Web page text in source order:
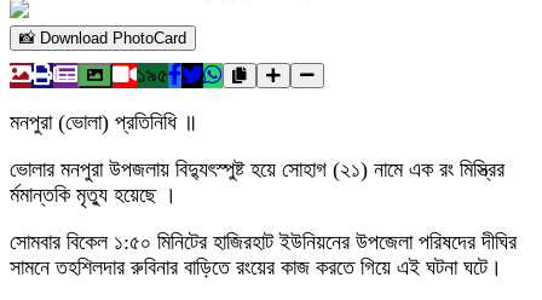
📸 Download PhotoCard
১৯৫
মনপুরা (ভোলা) প্রতিনিধি ॥
ভোলার মনপুরা উপজলায় বিদ্যুৎস্পুষ্ট হয়ে সোহাগ (২১) নামে এক রং মিস্ত্রির
র্মমান্তকি মৃত্যু হয়েছে ।
সোমবার বিকেল ১:৫০ মিনিটের হাজিরহাট ইউনিয়নের উপজেলা পরিষদের দীঘির
সামনে তহশিলদার রুবিনার বাড়িতে রংয়ের কাজ করতে গিয়ে এই ঘটনা ঘটে।